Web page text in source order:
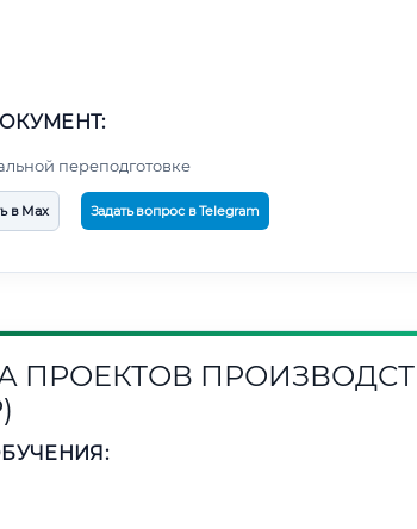
переподготовке
в Max Задать вопрос в Telegram
ПРОЕКТОВ